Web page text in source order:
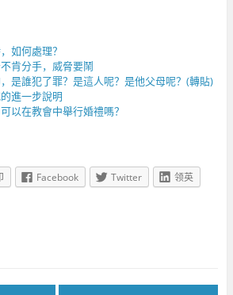
如何處理？
肯分手，威脅要鬧
是誰犯了罪？是這人呢？是他父母呢？(轉貼)
進一步說明
以在教會中舉行婚禮嗎？
Facebook Twitter
领英